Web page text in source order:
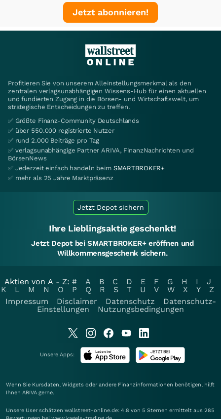
Mini
DU75AX
Endlos
Endlos
DU6YQ2
Endlos
DU6YQ1
Endlos
DU66HZ
Mini
DU6YQ0
Endlos
DU69TN
DU6WRV
Endlos
Jetzt abonnieren!
Profitieren Sie von unserem Alleinstellungsmerkmal als den
zentralen verlagsunabhängigen Wissens-Hub für einen aktuellen
und fundierten Zugang in die Börsen- und Wirtschaftswelt, um
strategische Entscheidungen zu treffen.
✅ Größte Finanz-Community Deutschlands
✅ über 550.000 registrierte Nutzer
✅ rund 2.000 Beiträge pro Tag
✅ verlagsunabhängige Partner ARIVA, FinanzNachrichten und
BörsenNews
✅ Jederzeit einfach handeln beim SMARTBROKER+
✅ mehr als 25 Jahre Marktpräsenz
Jetzt Depot sichern
Ihre Lieblingsaktie geschenkt!
Jetzt Depot bei SMARTBROKER+ eröffnen und
Willkommensgeschenk sichern.
Aktien von A - Z: # A B C D E F G H I
J
K
L M N O P Q R S T U V W X Y
Z
Impressum
Disclaimer Datenschutz
Datenschutz-
Einstellungen
Nutzungsbedingungen
Unsere Apps:
Wenn Sie Kursdaten, Widgets oder andere Finanzinformationen benötigen, hilft
Ihnen ARIVA gerne.
Unsere User schätzen wallstreet-online.de: 4.8 von 5 Sternen ermittelt aus 285